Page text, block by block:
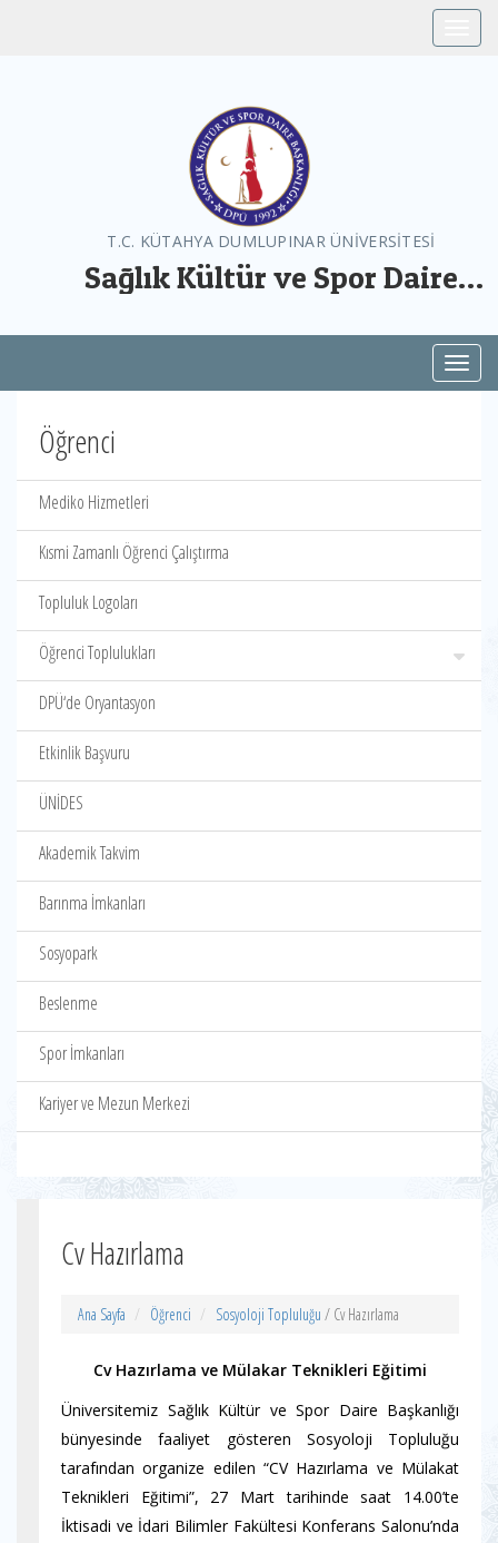
T.C. KÜTAHYA DUMLUPINAR ÜNİVERSİTESİ
Sağlık Kültür ve Spor Daire
Öğrenci
Mediko Hizmetleri
Kısmi Zamanlı Öğrenci Çalıştırma
Topluluk Logoları
Öğrenci Toplulukları
DPÜ‘de Oryantasyon
Etkinlik Başvuru
ÜNİDES
Akademik Takvim
Barınma İmkanları
Sosyopark
Beslenme
Spor İmkanları
Kariyer ve Mezun Merkezi
Cv Hazırlama
Ana Sayfa Öğrenci Sosyoloji Topluluğu / Cv Hazırlama
Cv Hazırlama ve Mülakar Teknikleri Eğitimi
Üniversitemiz Sağlık Kültür ve Spor Daire Başkanlığı
bünyesinde faaliyet gösteren Sosyoloji Topluluğu
tarafından organize edilen “CV Hazırlama ve Mülakat
Teknikleri Eğitimi”, 27 Mart tarihinde saat 14.00’te
İktisadi ve İdari Bilimler Fakültesi Konferans Salonu’nda